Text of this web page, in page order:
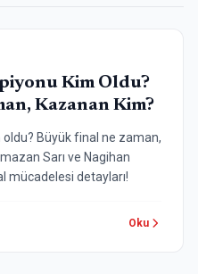
Kim Oldu?
Kazanan Kim?
Büyük final ne zaman,
Sarı ve Nagihan
mücadelesi detayları!
Oku